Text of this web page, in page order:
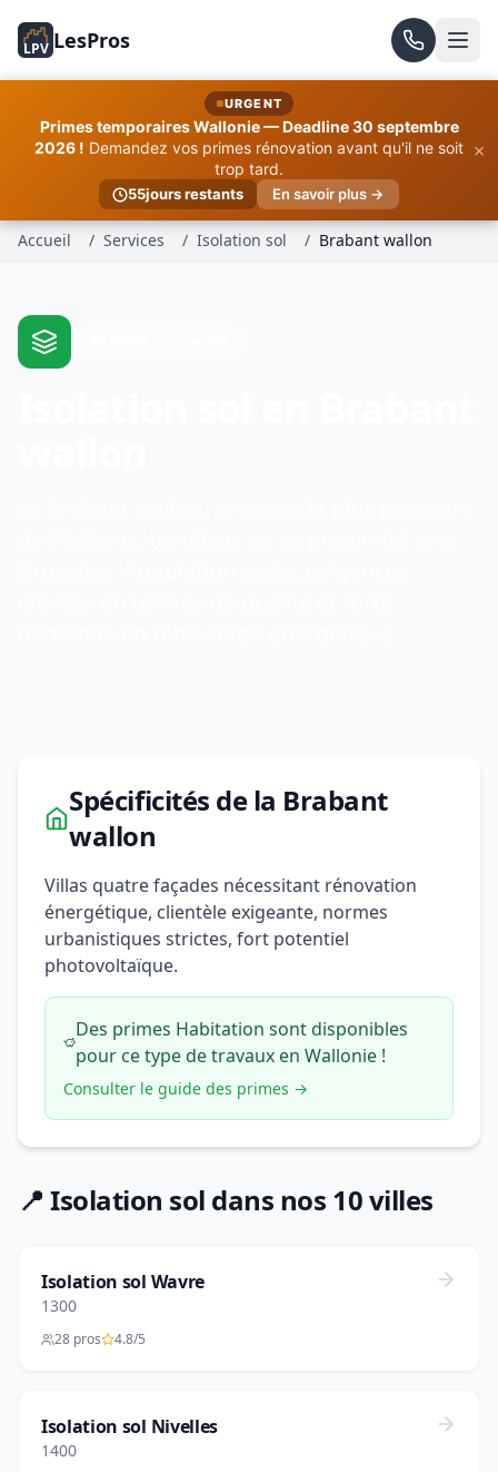
LPV LesPros
URGENT
Primes temporaires Wallonie — Deadline 30 septembre
2026 ! Demandez vos primes rénovation avant qu'il ne soit
trop tard.
55jours restants En savoir plus →
×
Accueil / Services / Isolation sol / Brabant wallon
Spécificités de la Brabant
wallon
Villas quatre façades nécessitant rénovation
énergétique, clientèle exigeante, normes
urbanistiques strictes, fort potentiel
photovoltaïque.
Des primes Habitation sont disponibles
pour ce type de travaux en Wallonie !
Consulter le guide des primes →
📍 Isolation sol dans nos 10 villes
Isolation sol Wavre
1300
28 pros 4.8/5
Isolation sol Nivelles
1400